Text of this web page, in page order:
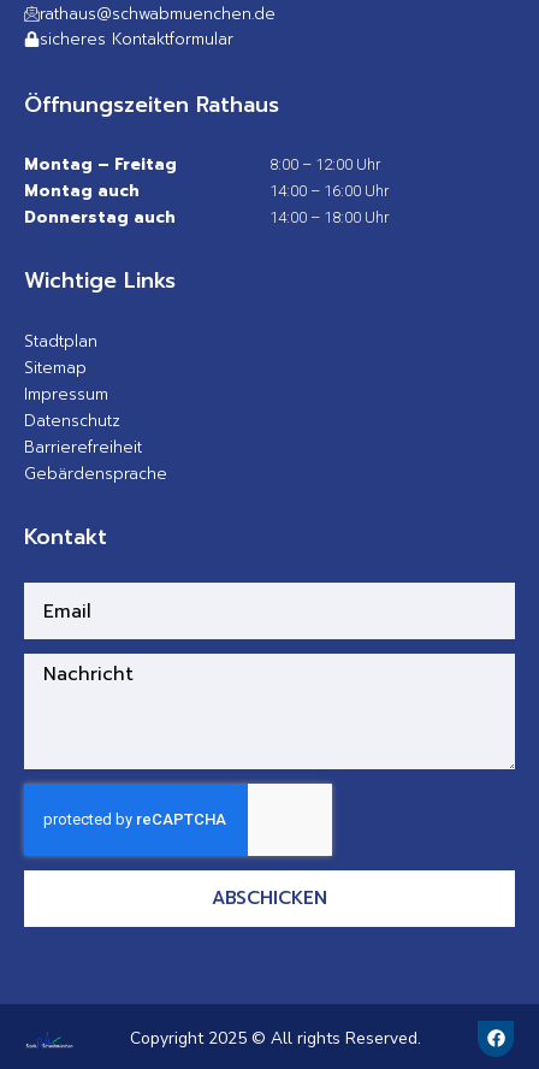
rathaus@schwabmuenchen.de
sicheres Kontaktformular
Öffnungszeiten Rathaus
Montag – Freitag 8:00 – 12:00 Uhr
Montag auch 14:00 – 16:00 Uhr
Donnerstag auch 14:00 – 18:00 Uhr
Wichtige Links
Stadtplan
Sitemap
Impressum
Datenschutz
Barrierefreiheit
Gebärdensprache
Kontakt
ABSCHICKEN
Copyright 2025 © All rights Reserved. F
a
c